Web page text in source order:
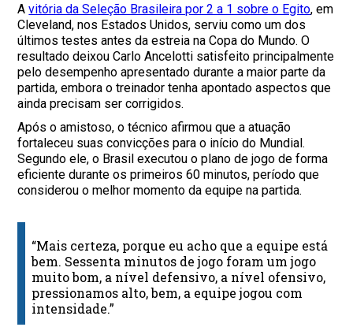
Avitória da Seleção Brasileira por 2 a 1 sobre o Egito, em
Cleveland, nos Estados Unidos, serviu como um dos
últimos testes antes da estreia na Copa do Mundo. O
resultado deixou Carlo Ancelotti satisfeito principalmente
pelo desempenho apresentado durante a maior parte da
partida, embora o treinador tenha apontado aspectos que
ainda precisam ser corrigidos.
Após o amistoso, o técnico afirmou que a atuação
fortaleceu suas convicções para o início do Mundial.
Segundo ele, o Brasil executou o plano de jogo de forma
eficiente durante os primeiros 60 minutos, período que
considerou o melhor momento da equipe na partida.
“Mais certeza, porque eu acho que a equipe está
bem. Sessenta minutos de jogo foram um jogo
muito bom, a nível defensivo, a nível ofensivo,
pressionamos alto, bem, a equipe jogou com
intensidade.”